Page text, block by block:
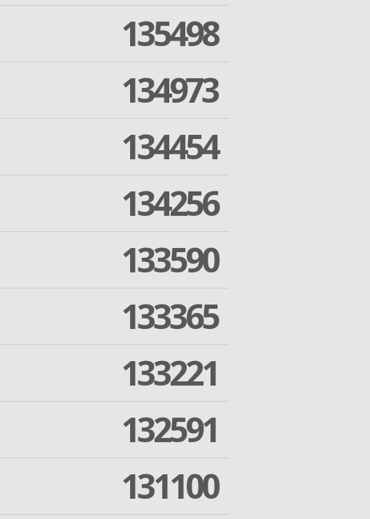
135498
134973
134454
134256
133590
133365
133221
132591
131100